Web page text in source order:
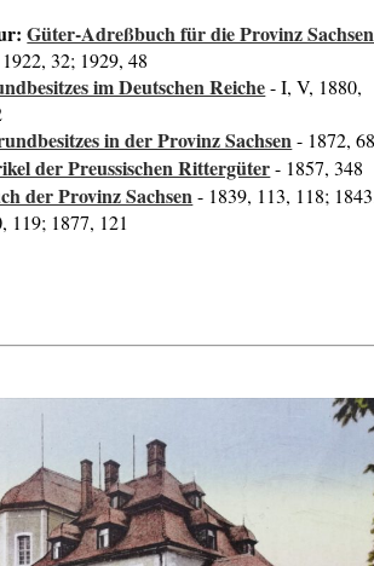
Güter-Adreßbuch für die Provinz Sachsen
32; 1929, 48
im Deutschen Reiche- I, V, 1880,
in der Provinz Sachsen- 1872,
der Preussischen Rittergüter- 1857, 348
der Provinz Sachsen- 1839, 113, 118;
119; 1877, 121